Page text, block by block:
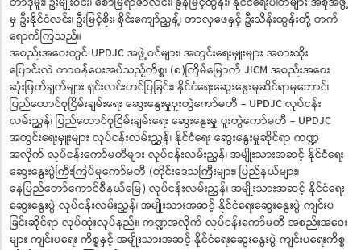
မှ ဦးနိုင်ငံလင်း၊ ဦးမြင့်စိုး၊ စိုင်းကျော်ညွှန့်၊ တာလှဖေနှင့် ဦးသိန်းထွန်းတို့ တက်
ရောက်ကြသည်။
အစည်းအဝေးတွင် UPDJC အဖွဲ့ဝင်များ၊ အတွင်းရေးမှူးများ အစားထိုး
ပြောင်းလဲ တာဝန်ပေးအပ်သည့်ကိစ္စ၊ (၈)ကြိမ်မြောက် JICM အစည်းအဝေး
ဆုံးဖြတ်ချက်များ ရှင်းလင်းတင်ပြခြင်း၊ နိုင်ငံရေးဆွေးနွေးမှုဆိုင်ရာမူဘောင်၊
ပြည်ထောင်စုငြိမ်းချမ်းရေး ဆွေးနွေးမှုပူးတွဲကော်မတီ - UPDJC လုပ်ငန်း
လမ်းညွှန်၊ ပြည်ထောင်စုငြိမ်းချမ်းရေး ဆွေးနွေးမှု ပူးတွဲကော်မတီ - UPDJC
အတွင်းရေးမှူးများ လုပ်ငန်းလမ်းညွှန်၊ နိုင်ငံရေး ဆွေးနွေးမှုဆိုင်ရာ ကဏ္ဍ
အလိုက် လုပ်ငန်းကော်မတီများ လုပ်ငန်းလမ်းညွှန်၊ အမျိုးသားအဆင့် နိုင်ငံရေး
ဆွေးနွေးပွဲကြီးကြပ်မှုကော်မတီ (တိုင်းဒေသကြီးများ၊ ပြည်နယ်များ၊
နေပြည်တော်ကောင်စီနယ်မြေ) လုပ်ငန်းလမ်းညွှန်၊ အမျိုးသားအဆင့် နိုင်ငံရေး
ဆွေးနွေးပွဲ လုပ်ငန်းလမ်းညွှန်၊ အမျိုးသားအဆင့် နိုင်ငံရေးဆွေးနွေးပွဲ ကျင်းပ
ခြင်းဆိုင်ရာ လုပ်ထုံးလုပ်နည်း၊ ကဏ္ဍအလိုက် လုပ်ငန်းကော်မတီ အစည်းအဝေး
များ ကျင်းပရေး ကိစ္စနှင့် အမျိုးသားအဆင့် နိုင်ငံရေးဆွေးနွေးပွဲ ကျင်းပရေးကိစ္စ